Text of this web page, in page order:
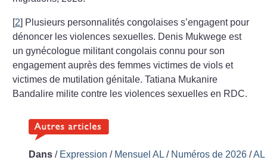
[2] Plusieurs personnalités congolaises s’engagent pour
dénoncer les violences sexuelles. Denis Mukwege est
un gynécologue militant congolais connu pour son
engagement auprès des femmes victimes de viols et
victimes de mutilation génitale. Tatiana Mukanire
Bandalire milite contre les violences sexuelles en RDC.
Dans / Expression / Mensuel AL / Numéros de 2026 /AL